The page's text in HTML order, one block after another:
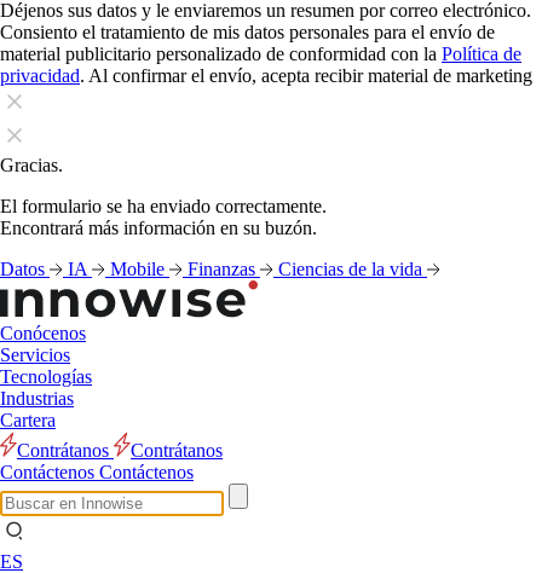
Déjenos sus datos y le enviaremos un resumen por correo electrónico.
Consiento el tratamiento de mis datos personales para el envío de
material publicitario personalizado de conformidad con la Política de
privacidad. Al confirmar el envío, acepta recibir material de marketing
Gracias.
El formulario se ha enviado correctamente.
Encontrará más información en su buzón.
Datos
IA Mobile Finanzas Ciencias de la vida
Conócenos
Servicios
Tecnologías
Industrias
Cartera
Contrátanos
Contrátanos
Contáctenos Contáctenos
ES